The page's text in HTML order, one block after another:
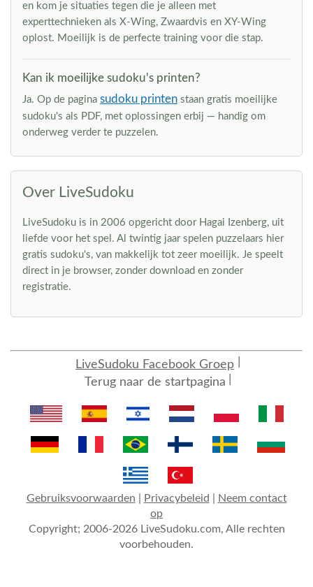
en kom je situaties tegen die je alleen met
experttechnieken als X-Wing, Zwaardvis en XY-Wing
oplost. Moeilijk is de perfecte training voor die stap.
Kan ik moeilijke sudoku's printen?
Ja. Op de pagina sudoku printen staan gratis moeilijke
sudoku's als PDF, met oplossingen erbij — handig om
onderweg verder te puzzelen.
Over LiveSudoku
LiveSudoku is in 2006 opgericht door Hagai Izenberg, uit
liefde voor het spel. Al twintig jaar spelen puzzelaars hier
gratis sudoku's, van makkelijk tot zeer moeilijk. Je speelt
direct in je browser, zonder download en zonder
registratie.
LiveSudoku Facebook Groep
Terug naar de startpagina
Gebruiksvoorwaarden Privacybeleid
Neem contact
op
Copyright; 2006-2026 LiveSudoku.com, Alle rechten
voorbehouden.